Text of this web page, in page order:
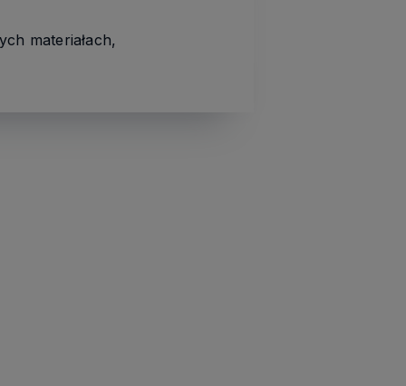
materiałach,